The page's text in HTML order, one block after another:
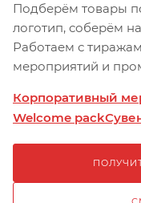
Подберём товары
логотип, соберём
Работаем с
мероприятий и
Корпоративный
Welcome pack